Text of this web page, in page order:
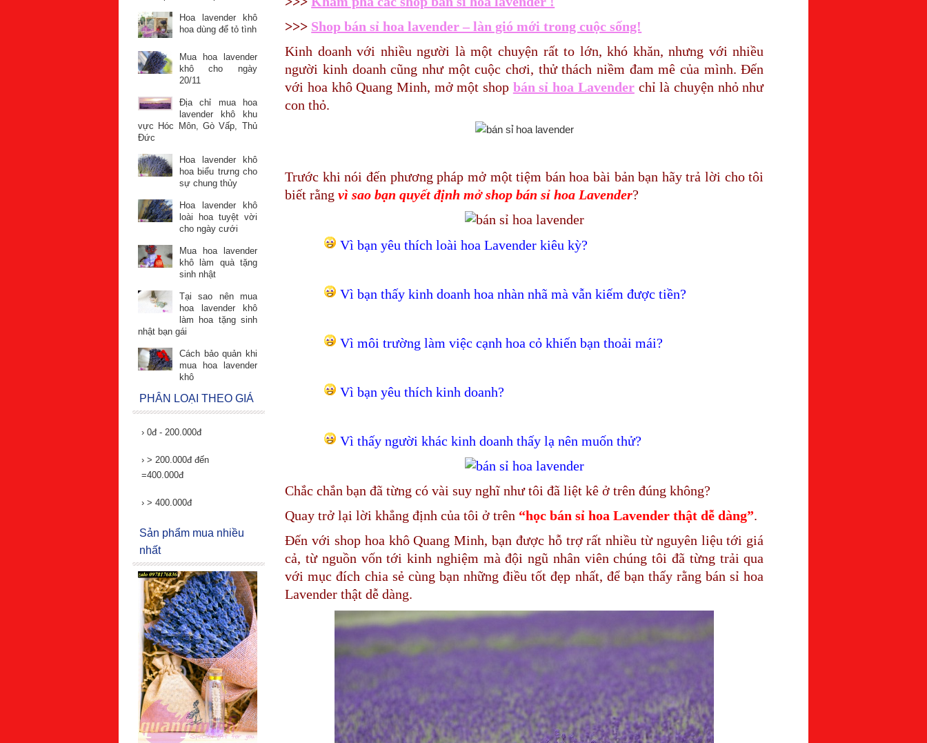
>>> Shop bán sỉ hoa lavender – làn gió mới trong cuộc sống!
Kinh doanh với nhiều người là một chuyện rất to lớn, khó khăn, nhưng với nhiều
người kinh doanh cũng như một cuộc chơi, thử thách niềm đam mê của mình. Đến
với hoa khô Quang Minh, mở một shop bán sỉ hoa Lavenderchỉ là chuyện nhỏ như
con thỏ.
Trước khi nói đến phương pháp mở một tiệm bán hoa bài bản bạn hãy trả lời cho tôi
biết rằngvì sao bạn quyết định mở shop bán sỉ hoa Lavender?
Vì bạn yêu thích loài hoa Lavender kiêu kỳ?
Vì bạn thấy kinh doanh hoa nhàn nhã mà vẫn kiếm được tiền?
Vì môi trường làm việc cạnh hoa cỏ khiến bạn thoải mái?
Vì bạn yêu thích kinh doanh?
Vì thấy người khác kinh doanh thấy lạ nên muốn thử?
Chắc chắn bạn đã từng có vài suy nghĩ như tôi đã liệt kê ở trên đúng không?
Quay trở lại lời khẳng định của tôi ở trên “học bán sỉ hoa Lavender thật dễ dàng”.
Đến với shop hoa khô Quang Minh, bạn được hỗ trợ rất nhiều từ nguyên liệu tới giá
cả, từ nguồn vốn tới kinh nghiệm mà đội ngũ nhân viên chúng tôi đã từng trải qua
với mục đích chia sẻ cùng bạn những điều tốt đẹp nhất, để bạn thấy rằng bán sỉ hoa
Lavender thật dễ dàng.
Hoa lavender khô
hoa dùng để tỏ tình
Mua hoa lavender
khô cho ngày
20/11
Địa chỉ mua hoa
lavender khô khu
vực Hóc Môn, Gò Vấp, Thủ
Đức
Hoa lavender khô
hoa biểu trưng cho
sự chung thủy
Hoa lavender khô
loài hoa tuyệt vời
cho ngày cưới
Mua hoa lavender
khô làm quà tặng
sinh nhật
Tại sao nên mua
hoa lavender khô
làm hoa tặng sinh
nhật bạn gái
Cách bảo quản khi
mua hoa lavender
khô
PHÂN LOẠI THEO GIÁ
› 0đ - 200.000đ
› > 200.000đ đến
=400.000đ
› > 400.000đ
Sản phẩm mua nhiều
nhất